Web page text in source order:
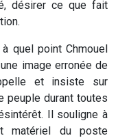
désirer ce que fait
quel point Chmouel
image erronée de
et insiste sur
peuple durant toutes
Il souligne à
matériel du poste